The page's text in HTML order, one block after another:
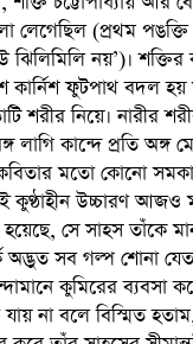
লেগেছিল (প্রথম
নয়’)। শক্তির
কার্নিশ ফুটপাথ বদল
শরীর নিয়ে। নারীর
লাগি কান্দে প্রতি অঙ্গ
মতো কোনো
কুণ্ঠাহীন উচ্চারণ
সে সাহস তাঁকে
অদ্ভুত সব গল্প শোনা
কুমিরের ব্যবসা
না বলে বিস্মিত